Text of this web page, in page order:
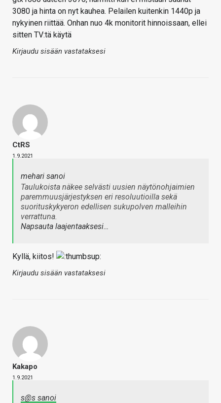
3080 ja hinta on nyt kauhea. Pelailen kuitenkin 1440p ja
nykyinen riittää. Onhan nuo 4k monitorit hinnoissaan, ellei
sitten TV:tä käytä
Kirjaudu sisään vastataksesi
CtRS
1.9.2021
mehari sanoi
Taulukoista näkee selvästi uusien näytönohjaimien
paremmuusjärjestyksen eri resoluutioilla sekä
suorituskykyeron edellisen sukupolven malleihin
verrattuna.
Napsauta laajentaaksesi…
Kyllä, kiitos!
Kirjaudu sisään vastataksesi
Kakapo
1.9.2021
s@s sanoi